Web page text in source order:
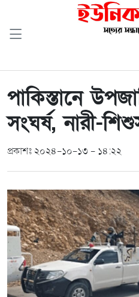
পাকিস্তানে
সংঘর্ষ, নারী-
প্রকাশঃ ২০২৪-১০-১৩ - ১৪:২২